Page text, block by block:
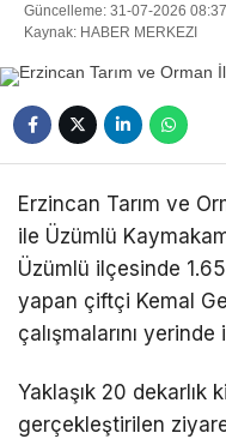
Güncelleme: 31-07-2026 08:37
Kaynak: HABER MERKEZI
Erzincan Tarım ve
ile Üzümlü
Üzümlü ilçesinde
yapan çiftçi Kemal
çalışmalarını yerinde
Yaklaşık 20 dekarlık
gerçekleştirilen